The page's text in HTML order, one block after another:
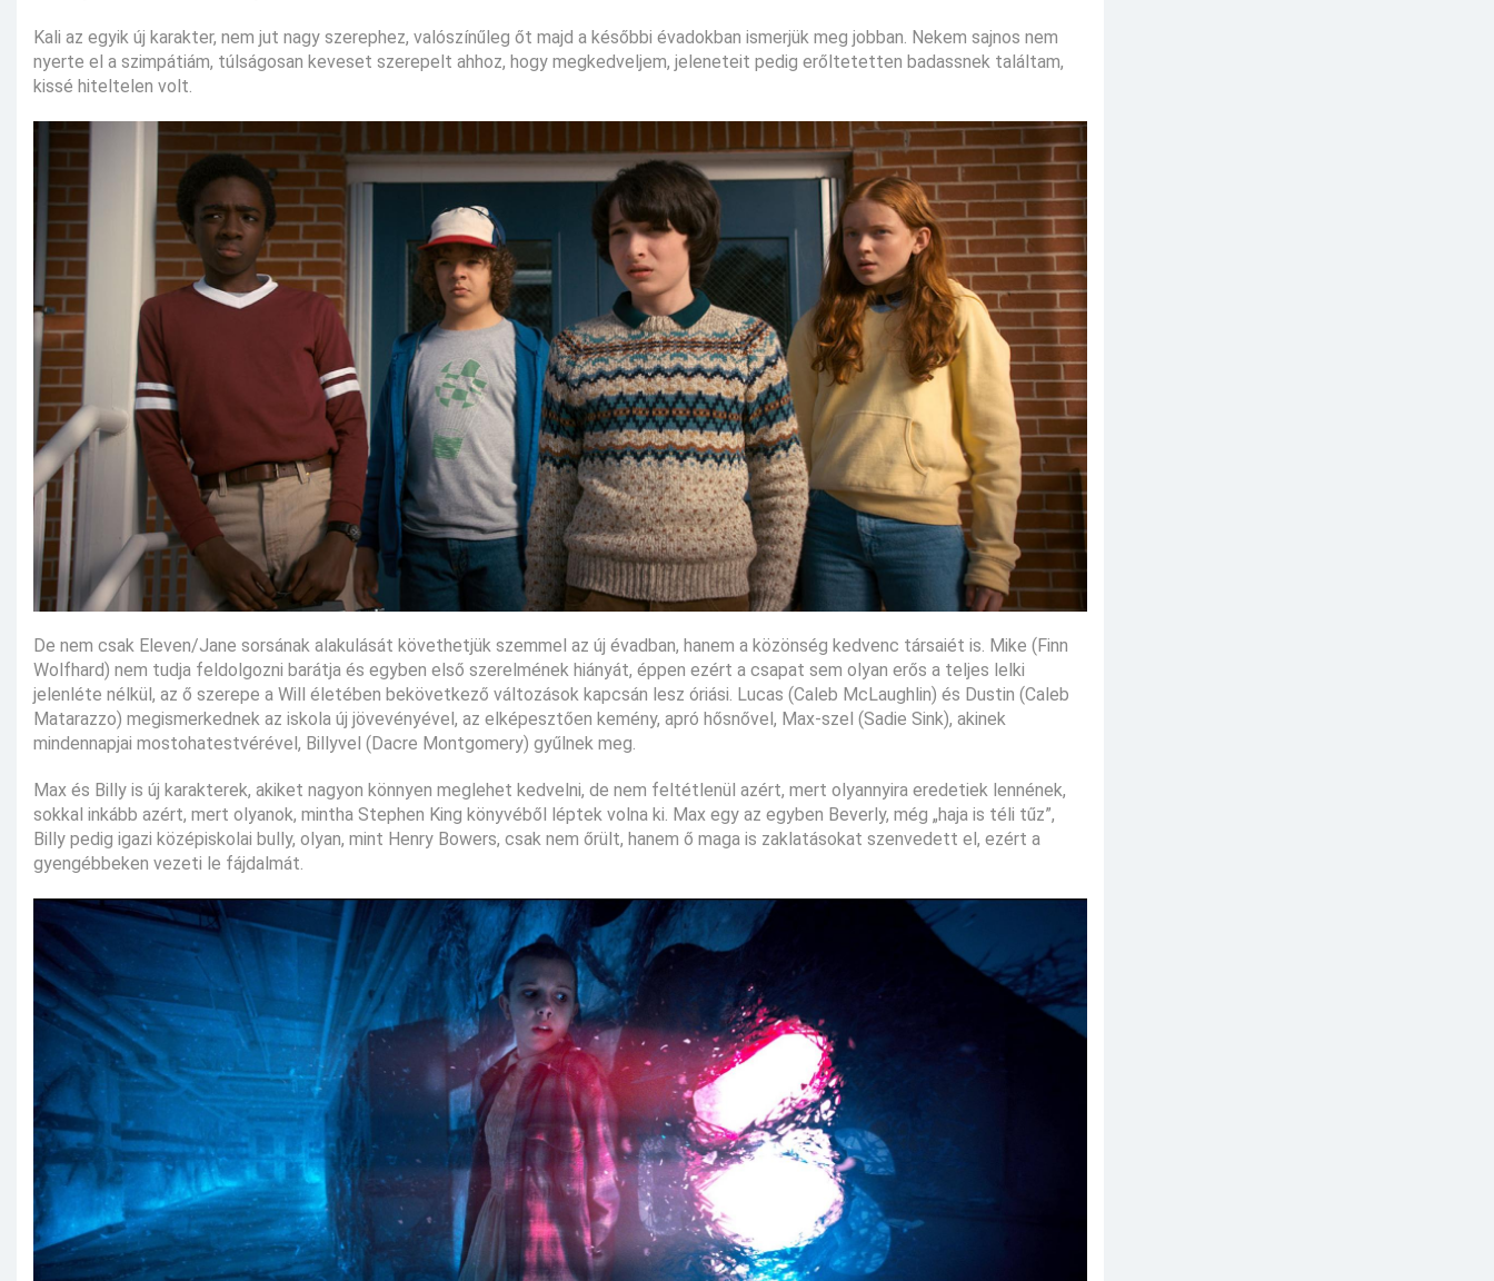
Kali az egyik új karakter, nem jut nagy szerephez, valószínűleg őt majd a későbbi évadokban ismerjük meg jobban. Nekem sajnos nem
nyerte el a szimpátiám, túlságosan keveset szerepelt ahhoz, hogy megkedveljem, jeleneteit pedig erőltetetten badassnek találtam,
kissé hiteltelen volt.
De nem csak Eleven/Jane sorsának alakulását követhetjük szemmel az új évadban, hanem a közönség kedvenc társaiét is. Mike (Finn
Wolfhard) nem tudja feldolgozni barátja és egyben első szerelmének hiányát, éppen ezért a csapat sem olyan erős a teljes lelki
jelenléte nélkül, az ő szerepe a Will életében bekövetkező változások kapcsán lesz óriási. Lucas (Caleb McLaughlin) és Dustin (Caleb
Matarazzo) megismerkednek az iskola új jövevényével, az elképesztően kemény, apró hősnővel, Max-szel (Sadie Sink), akinek
mindennapjai mostohatestvérével, Billyvel (Dacre Montgomery) gyűlnek meg.
Max és Billy is új karakterek, akiket nagyon könnyen meglehet kedvelni, de nem feltétlenül azért, mert olyannyira eredetiek lennének,
sokkal inkább azért, mert olyanok, mintha Stephen King könyvéből léptek volna ki. Max egy az egyben Beverly, még „haja is téli tűz”,
Billy pedig igazi középiskolai bully, olyan, mint Henry Bowers, csak nem őrült, hanem ő maga is zaklatásokat szenvedett el, ezért a
gyengébbeken vezeti le fájdalmát.